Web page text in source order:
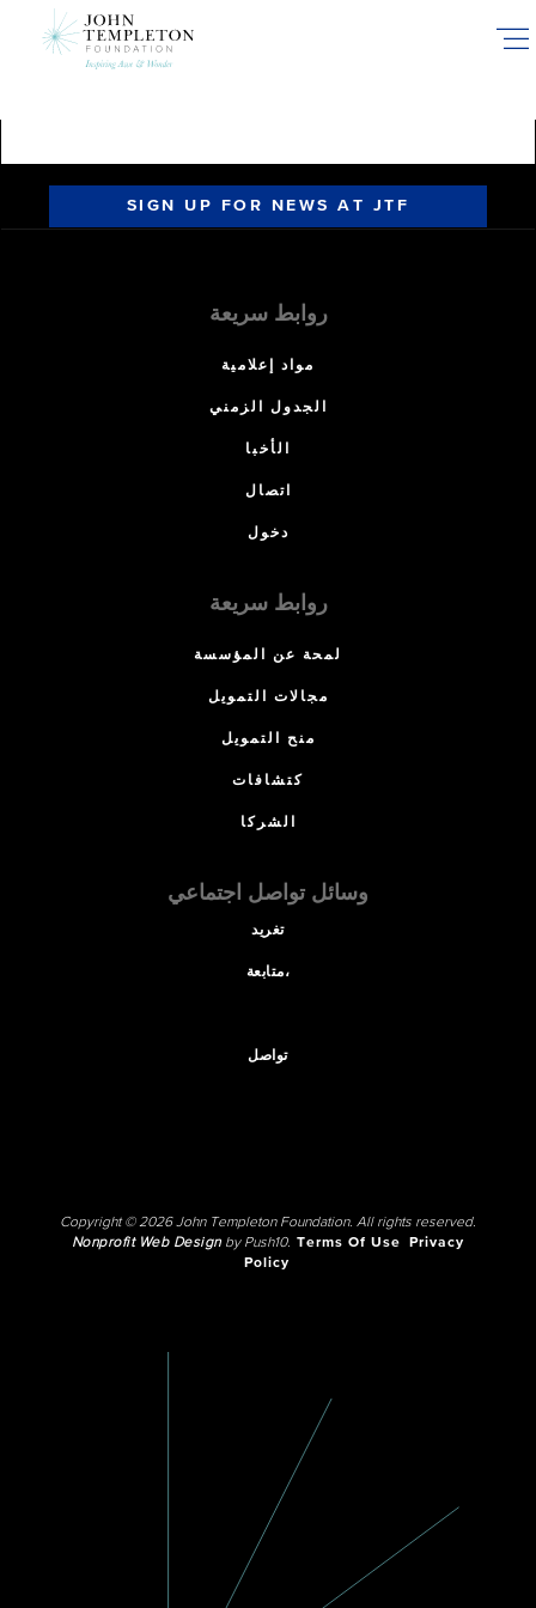
SIGN UP FOR NEWS AT JTF
روابط سريعة
مواد إعلامية
الجدول الزمني
الأخبا
اتصال
دخول
روابط سريعة
لمحة عن المؤسسة
مجالات التمويل
منح التمويل
كتشافات
الشركا
وسائل تواصل اجتماعي
تغريد
متابعة،
تواصل
Copyright © 2026 John Templeton Foundation. All rights reserved.
Nonprofit Web Designby Push10. Terms Of Use
Privacy
Policy